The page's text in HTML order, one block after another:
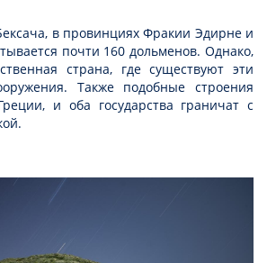
в провинциях Фракии Эдирне и
почти 160 дольменов. Однако,
страна, где существуют эти
Также подобные строения
и оба государства граничат с